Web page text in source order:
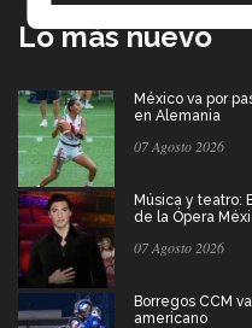
Lo más nuevo
México va por
en Alemania
07 Agosto 2026
Música y teatro:
de la Ópera
07 Agosto 2026
Borregos CCM
americano